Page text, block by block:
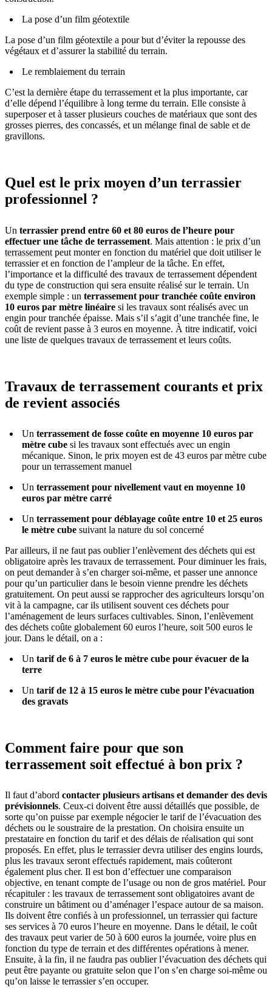
La pose d’un film géotextile
La pose d’un film géotextile a pour but d’éviter la repousse des
végétaux et d’assurer la stabilité du terrain.
Le remblaiement du terrain
C’est la dernière étape du terrassement et la plus importante, car
d’elle dépend l’équilibre à long terme du terrain. Elle consiste à
superposer et à tasser plusieurs couches de matériaux que sont des
grosses pierres, des concassés, et un mélange final de sable et de
gravillons.
Quel est le prix moyen d’un terrassier
professionnel ?
Un terrassier prend entre 60 et 80 euros de l’heure pour
effectuer une tâche de terrassement. Mais attention : le prix d’un
terrassement peut monter en fonction du matériel que doit utiliser le
terrassier et en fonction de l’ampleur de la tâche. En effet,
l’importance et la difficulté des travaux de terrassement dépendent
du type de construction qui sera ensuite réalisé sur le terrain. Un
exemple simple : un terrassement pour tranchée coûte environ
10 euros par mètre linéaire si les travaux sont réalisés avec un
engin pour tranchée épaisse. Mais s’il s’agit d’une tranchée fine, le
coût de revient passe à 3 euros en moyenne. À titre indicatif, voici
une liste de quelques travaux de terrassement et leurs coûts.
Travaux de terrassement courants et prix
de revient associés
Un terrassement de fosse coûte en moyenne 10 euros par
mètre cube si les travaux sont effectués avec un engin
mécanique. Sinon, le prix moyen est de 43 euros par mètre cube
pour un terrassement manuel
Un terrassement pour nivellement vaut en moyenne 10
euros par mètre carré
Un terrassement pour déblayage coûte entre 10 et 25 euros
le mètre cube suivant la nature du sol concerné
Par ailleurs, il ne faut pas oublier l’enlèvement des déchets qui est
obligatoire après les travaux de terrassement. Pour diminuer les frais,
on peut demander à s’en charger soi-même, et passer une annonce
pour qu’un particulier dans le besoin vienne prendre les déchets
gratuitement. On peut aussi se rapprocher des agriculteurs lorsqu’on
vit à la campagne, car ils utilisent souvent ces déchets pour
l’aménagement de leurs surfaces cultivables. Sinon, l’enlèvement
des déchets coûte globalement 60 euros l’heure, soit 500 euros le
jour. Dans le détail, on a :
Un tarif de 6 à 7 euros le mètre cube pour évacuer de la
terre
Un tarif de 12 à 15 euros le mètre cube pour l’évacuation
des gravats
Comment faire pour que son
terrassement soit effectué à bon prix ?
Il faut d’abord contacter plusieurs artisans et demander des devis
prévisionnels. Ceux-ci doivent être aussi détaillés que possible, de
sorte qu’on puisse par exemple négocier le tarif de l’évacuation des
déchets ou le soustraire de la prestation. On choisira ensuite un
prestataire en fonction du tarif et des délais de réalisation qui sont
proposés. En effet, plus le terrassier devra utiliser des engins lourds,
plus les travaux seront effectués rapidement, mais coûteront
également plus cher. Il est bon d’effectuer une comparaison
objective, en tenant compte de l’usage ou non de gros matériel. Pour
récapituler : les travaux de terrassement sont obligatoires avant de
construire un bâtiment ou d’aménager l’espace autour de sa maison.
Ils doivent être confiés à un professionnel, un terrassier qui facture
ses services à 70 euros l’heure en moyenne. Dans le détail, le coût
des travaux peut varier de 50 à 600 euros la journée, voire plus en
fonction du type de terrain et des différentes opérations à mener.
Ensuite, à la fin, il ne faudra pas oublier l’évacuation des déchets qui
peut être payante ou gratuite selon que l’on s’en charge soi-même ou
qu’on laisse le terrassier s’en occuper.